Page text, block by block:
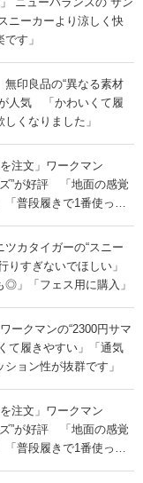
ニーカーより涼しく快
す」
印良品の“異なる素材
人気 「かわいくて履
くなりました」
注文」ワークマン
”が好評 「地面の感覚
普段履きで1番使って
ツカタイガーの“スニー
すぎないでほしい」
◎」「フェス用に購入」
ークマンの“2300円サマ
て履きやすい」「通気
ョン性が抜群です」
注文」ワークマン
”が好評 「地面の感覚
普段履きで1番使って